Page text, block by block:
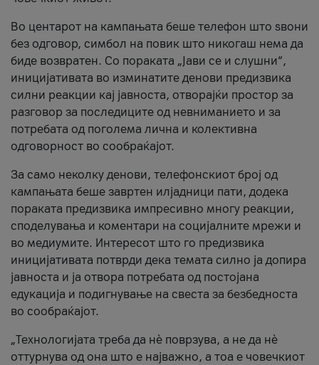
Во центарот на кампањата беше телефон што ѕвони
без одговор, симбол на повик што никогаш нема да
биде возвратен. Со пораката „Јави се и слушни“,
иницијативата во изминатите денови предизвика
силни реакции кај јавноста, отворајќи простор за
разговор за последиците од невниманието и за
потребата од поголема лична и колективна
одговорност во сообраќајот.
За само неколку денови, телефонскиот број од
кампањата беше завртен илјадници пати, додека
пораката предизвика импресивно многу реакции,
споделувања и коментари на социјалните мрежи и
во медиумите. Интересот што го предизвика
иницијативата потврди дека темата силно ја допира
јавноста и ја отвора потребата од постојана
едукација и подигнување на свеста за безбедноста
во сообраќајот.
„Технологијата треба да нè поврзува, а не да нè
оттурнува од она што е најважно, а тоа е човечкиот